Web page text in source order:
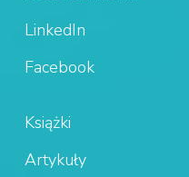
LinkedIn
Facebook
Książki
Artykuły